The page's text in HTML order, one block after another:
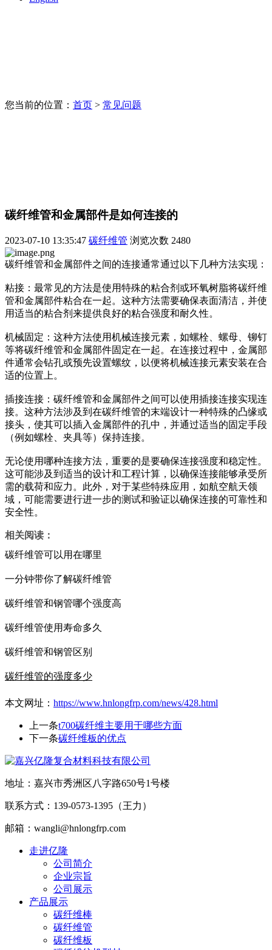
您当前的位置： 首页 > 常见问题
碳纤维管和金属部件是如何连接的
2023-07-10 13:35:47 碳纤维管 浏览次数 2480
碳纤维管和金属部件之间的连接通常通过以下几种方法实现：
粘接：最常见的方法是使用特殊的粘合剂或环氧树脂将碳纤维
管和金属部件粘合在一起。这种方法需要确保表面清洁，并使
用适当的粘合剂来提供良好的粘合强度和耐久性。
机械固定：这种方法使用机械连接元素，如螺栓、螺母、铆钉
等将碳纤维管和金属部件固定在一起。在连接过程中，金属部
件通常会钻孔或预先设置螺纹，以便将机械连接元素安装在合
适的位置上。
插接连接：碳纤维管和金属部件之间可以使用插接连接实现连
接。这种方法涉及到在碳纤维管的末端设计一种特殊的凸缘或
接头，使其可以插入金属部件的孔中，并通过适当的固定手段
（例如螺栓、夹具等）保持连接。
无论使用哪种连接方法，重要的是要确保连接强度和稳定性。
这可能涉及到适当的设计和工程计算，以确保连接能够承受所
需的载荷和应力。此外，对于某些特殊应用，如航空航天领
域，可能需要进行进一步的测试和验证以确保连接的可靠性和
安全性。
相关阅读：
碳纤维管可以用在哪里
一分钟带你了解碳纤维管
碳纤维管和钢管哪个强度高
碳纤维管使用寿命多久
碳纤维管和钢管区别
碳纤维管的强度多少
本文网址： https://www.hnlongfrp.com/news/428.html
上一条t700碳纤维主要用于哪些方面
下一条碳纤维板的优点
地址：嘉兴市秀洲区八字路650号1号楼
联系方式：139-0573-1395（王力）
邮箱：wangli@hnlongfrp.com
走进亿隆
公司简介
企业宗旨
公司展示
产品展示
碳纤维棒
碳纤维管
碳纤维板